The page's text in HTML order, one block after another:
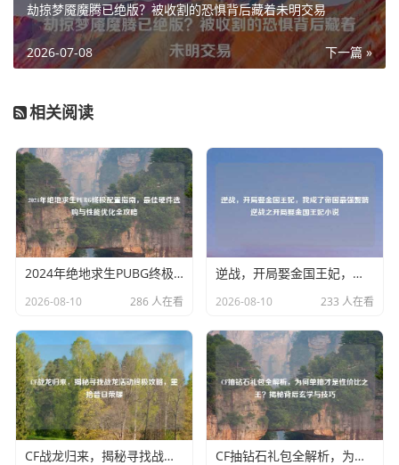
劫掠梦魇魔腾已绝版？被收割的恐惧背后藏着未明交易
下一篇 »
2026-07-08
相关阅读
2024年绝地求生PUBG终极配置指南，更佳硬件选购与性能优化全攻略
2026-08-10 286 人在看
逆战，开局娶金国王妃，我成了帝国最强赘婿逆战之开局娶金国王妃小说
2026-08-10 233 人在看
CF战龙归来，揭秘寻找战龙活动终极攻略，重拾昔日荣耀 CF抽钻石礼包全解析，为何单抽才是性价比之王？揭秘背后玄学与技巧